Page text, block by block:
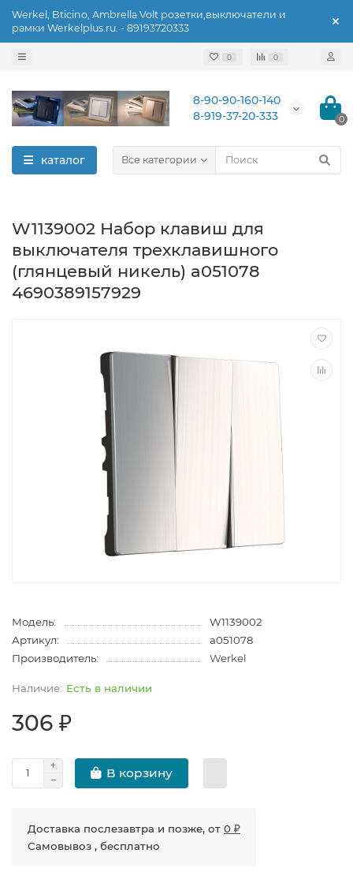
Werkel, Bticino, Ambrella Volt розетки,выключатели и
рамки Werkelplus.ru. - 89193720333
0 0
8-90-90-160-140
8-919-37-20-333
0
каталог Все категории
W1139002 Набор клавиш для
выключателя трехклавишного
(глянцевый никель) a051078
4690389157929
Модель:
W1139002
Артикул:
a051078
Производитель:
Werkel
Есть в наличии
306 ₽
В корзину
Доставка послезавтра и позже, от 0 ₽
Самовывоз , бесплатно